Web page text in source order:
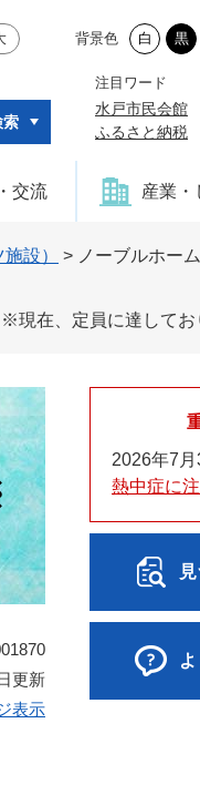
背景色 白 黒
索
注目ワード
水戸市民会館
ふるさと納税
交流 産業・
設） > ノーブルホー
在、定員に達してお
更新
表示
2026年7
熱中症に